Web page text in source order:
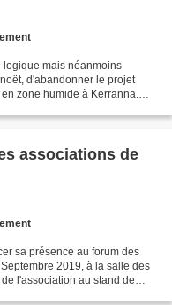
logique mais néanmoins
d'abandonner le projet
zone humide à Kerranna.
associations de
sa présence au forum des
2019, à la salle des
l'association au stand de